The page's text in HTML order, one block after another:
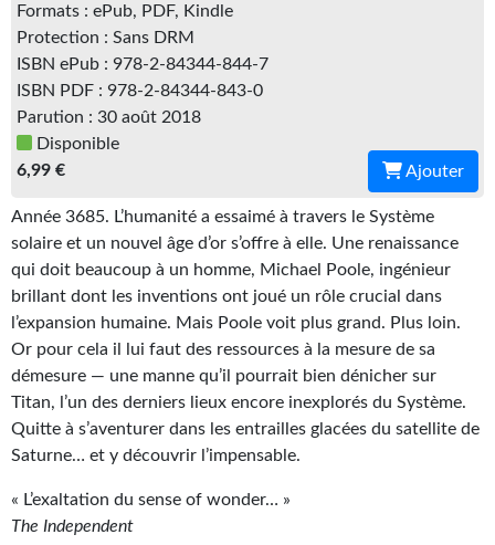
Romans et recueils
Une Heure-Lumière
Nouvelles
Bifrost
Livres audio
Gratuit
Sans DRM
BIFROST
Tous les numéros
En numérique
Les critiques
Formats : ePub, PDF, Kindle
Protection : Sans DRM
ISBN ePub : 978-2-84344-844-7
ISBN PDF : 978-2-84344-843-0
Parution : 30 août 2018
Disponible
6,99 €
Ajouter
Année 3685. L’humanité a essaimé à travers le Système
solaire et un nouvel âge d’or s’offre à elle. Une renaissance
qui doit beaucoup à un homme, Michael Poole, ingénieur
brillant dont les inventions ont joué un rôle crucial dans
l’expansion humaine. Mais Poole voit plus grand. Plus loin.
Or pour cela il lui faut des ressources à la mesure de sa
démesure — une manne qu’il pourrait bien dénicher sur
Titan, l’un des derniers lieux encore inexplorés du Système.
Quitte à s’aventurer dans les entrailles glacées du satellite de
Saturne… et y découvrir l’impensable.
« L’exaltation du sense of wonder… »
The Independent